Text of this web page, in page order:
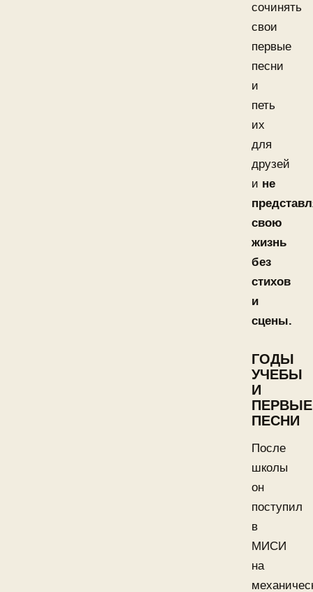
сочинять
свои
первые
песни
и
петь
их
для
друзей
и не
свою
жизнь
без
стихов
и
сцены.
ГОДЫ
УЧЕБЫ
И
ПЕРВЫЕ
ПЕСНИ
После
школы
он
поступил
в
МИСИ
на